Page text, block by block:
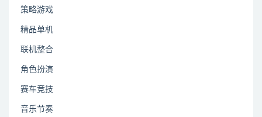
策略游戏
精品单机
联机整合
角色扮演
赛车竞技
音乐节奏